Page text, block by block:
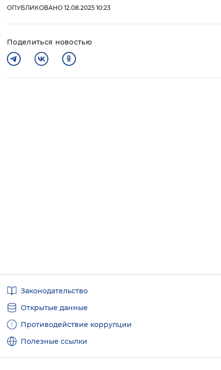
ОПУБЛИКОВАНО 12.08.2025 10:23
Поделиться новостью
ссылкиЗаконодательство
Открытые данные
Противодействие коррупции
Полезные ссылки